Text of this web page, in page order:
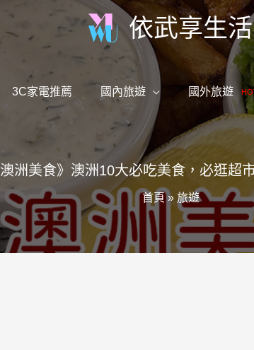
依武享生活
3C家電推薦 國內旅遊 國外旅遊
澳洲美食》澳洲10大必吃美食，必逛超
首頁» 旅遊